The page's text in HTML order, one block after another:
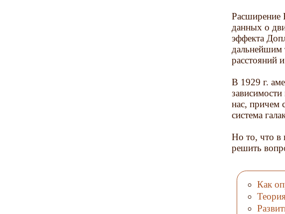
Расширение
данных о
эффекта
дальнейшим
расстояний
В 1929 г.
нас, причем
система
Но то, что в
решить
Как